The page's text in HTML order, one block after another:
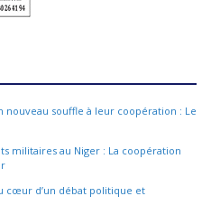
nouveau souffle à leur coopération : Le
militaires au Niger : La coopération
cœur d’un débat politique et